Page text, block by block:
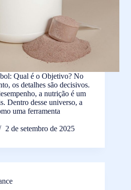
Qual é o Objetivo? No
os detalhes são decisivos.
a nutrição é um
Dentro desse universo, a
uma ferramenta
2 de setembro de 2025